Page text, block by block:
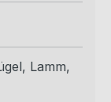
, Lamm,